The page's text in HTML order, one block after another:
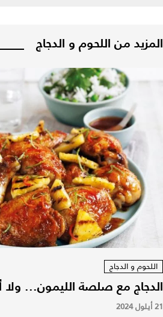
المزيد من اللحوم و الدجاج
اللحوم و الدجاج
الدجاج مع صلصة الليمون...
21 أيلول 2024